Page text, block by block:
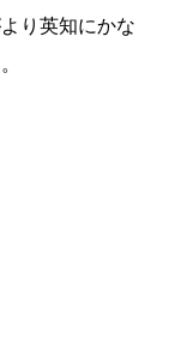
り英知にかな